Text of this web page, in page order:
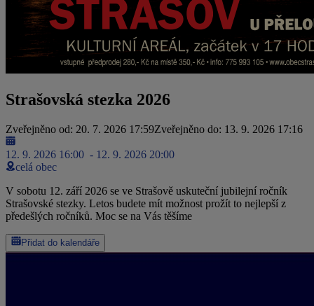
Strašovská stezka 2026
Zveřejněno od: 20. 7. 2026 17:59Zveřejněno do: 13. 9. 2026 17:16
12. 9. 2026 16:00 - 12. 9. 2026 20:00
celá obec
V sobotu 12. září 2026 se ve Strašově uskuteční jubilejní ročník
Strašovské stezky. Letos budete mít možnost prožít to nejlepší z
předešlých ročníků. Moc se na Vás těšíme
Přidat do kalendáře